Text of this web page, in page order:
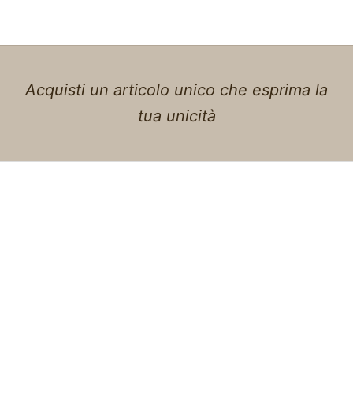
Acquisti un articolo unico che esprima la
tua unicità